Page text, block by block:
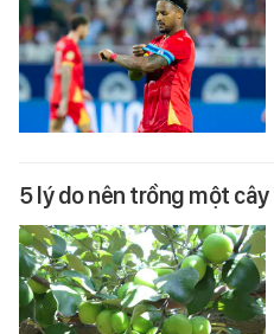
5 lý do nên trồng một